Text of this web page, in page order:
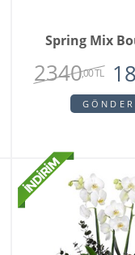
Spring Mix
2340,00 TL
GÖNDER